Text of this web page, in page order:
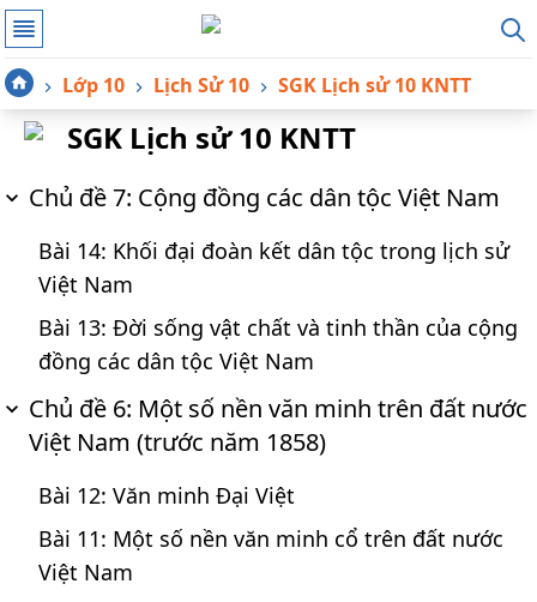
Lớp 10 Lịch Sử 10 SGK Lịch sử 10 KNTT
SGK Lịch sử 10 KNTT
Chủ đề 7: Cộng đồng các dân tộc Việt Nam
Bài 14: Khối đại đoàn kết dân tộc trong lịch sử
Việt Nam
Bài 13: Đời sống vật chất và tinh thần của cộng
đồng các dân tộc Việt Nam
Chủ đề 6: Một số nền văn minh trên đất nước
Việt Nam (trước năm 1858)
Bài 12: Văn minh Đại Việt
Bài 11: Một số nền văn minh cổ trên đất nước
Việt Nam